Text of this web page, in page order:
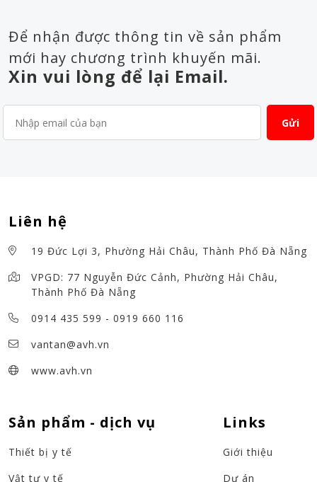
Để nhận được thông tin về sản phẩm
mới hay chương trình khuyến mãi.
Xin vui lòng để lại Email.
Liên hệ
19 Đức Lợi 3, Phường Hải Châu, Thành Phố Đà Nẵng
VPGD: 77 Nguyễn Đức Cảnh, Phường Hải Châu,
Thành Phố Đà Nẵng
0914 435 599 - 0919 660 116
vantan@avh.vn
www.avh.vn
Sản phẩm - dịch vụ
Thiết bị y tế
Vật tư y tế
Links
Giới thiệu
Dự án